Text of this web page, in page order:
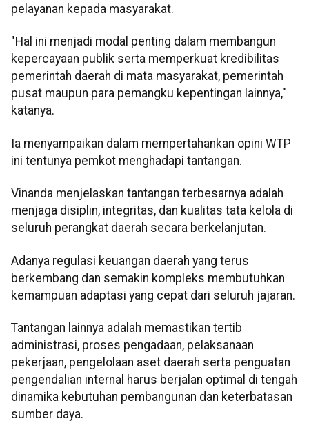
pelayanan kepada masyarakat.
"Hal ini menjadi modal penting dalam membangun
kepercayaan publik serta memperkuat kredibilitas
pemerintah daerah di mata masyarakat, pemerintah
pusat maupun para pemangku kepentingan lainnya,"
katanya.
Ia menyampaikan dalam mempertahankan opini WTP
ini tentunya pemkot menghadapi tantangan.
Vinanda menjelaskan tantangan terbesarnya adalah
menjaga disiplin, integritas, dan kualitas tata kelola di
seluruh perangkat daerah secara berkelanjutan.
Adanya regulasi keuangan daerah yang terus
berkembang dan semakin kompleks membutuhkan
kemampuan adaptasi yang cepat dari seluruh jajaran.
Tantangan lainnya adalah memastikan tertib
administrasi, proses pengadaan, pelaksanaan
pekerjaan, pengelolaan aset daerah serta penguatan
pengendalian internal harus berjalan optimal di tengah
dinamika kebutuhan pembangunan dan keterbatasan
sumber daya.